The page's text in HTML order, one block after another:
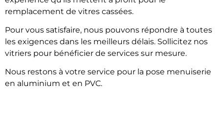
remplacement de vitres cassées.
Pour vous satisfaire, nous pouvons répondre à toutes
les exigences dans les meilleurs délais. Sollicitez nos
vitriers pour bénéficier de services sur mesure.
Nous restons à votre service pour la pose menuiserie
en aluminium et en PVC.